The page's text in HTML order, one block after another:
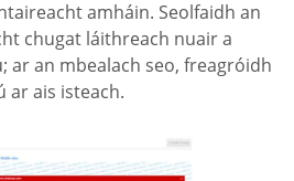
amháin. Seolfaidh an
chugat láithreach nuair a
ar an mbealach seo, freagróidh
ar ais isteach.